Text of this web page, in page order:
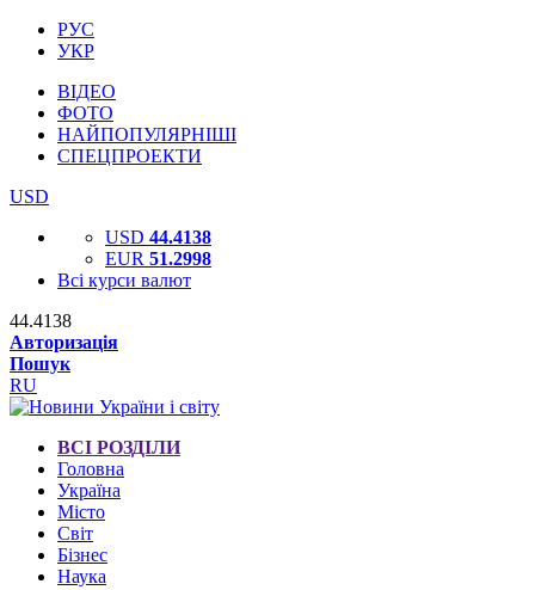
РУС
УКР
ВІДЕО
ФОТО
НАЙПОПУЛЯРНІШІ
СПЕЦПРОЕКТИ
USD
USD 44.4138
EUR 51.2998
Всі курси валют
44.4138
Авторизація
Пошук
RU
ВСІ РОЗДІЛИ
Головна
Україна
Місто
Світ
Бізнес
Наука